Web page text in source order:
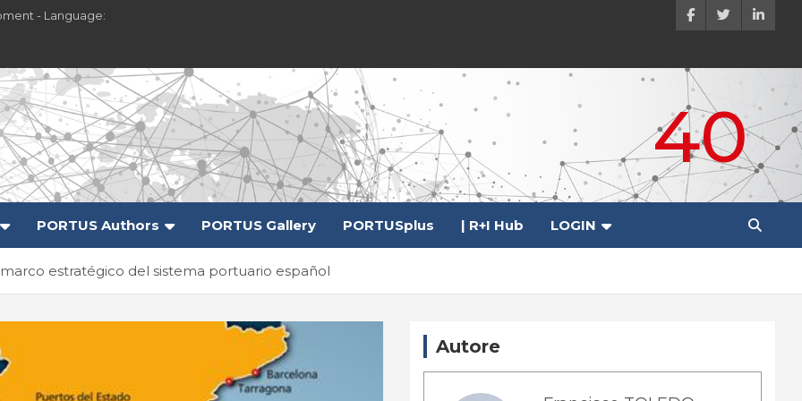
- Language:
40
PORTUS Authors PORTUS Gallery PORTUSplus | R+I Hub LOGIN
estratégico del sistema portuario español
Autore